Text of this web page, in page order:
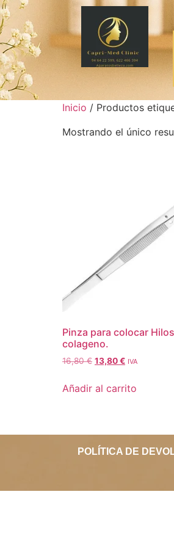
Inicio / Productos
Mostrando el único
Pinza para colocar
colageno.
16,80€ 13,80€ IVA
Añadir al carrito
POLÍTICA DE